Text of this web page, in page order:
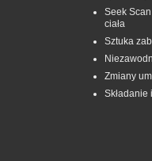
Seek
ciała
Sztuka
Zmiany